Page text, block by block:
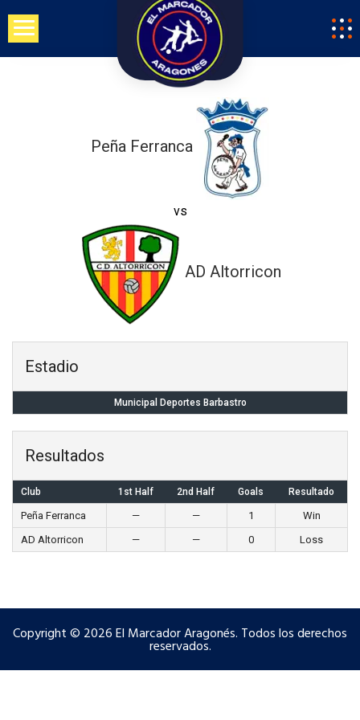
Saltar
contenido
Peña Ferranca
vs
AD Altorricon
Estadio
Municipal Deportes Barbastro
Resultados
Club 1st Half 2nd Half Goals Resultado
Peña Ferranca — — 1
Win
AD Altorricon
— — 0 Loss
Copyright © 2026 El Marcador Aragonés. Todos los derechos
reservados.